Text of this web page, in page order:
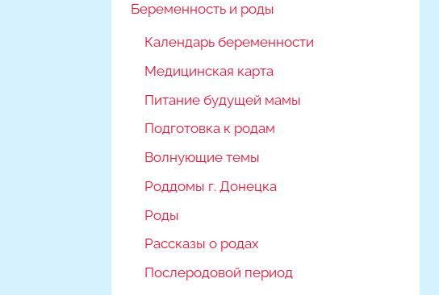
Беременность и роды
Календарь беременности
Медицинская карта
Питание будущей мамы
Подготовка к родам
Волнующие темы
Роддомы г. Донецка
Роды
Рассказы о родах
Послеродовой период